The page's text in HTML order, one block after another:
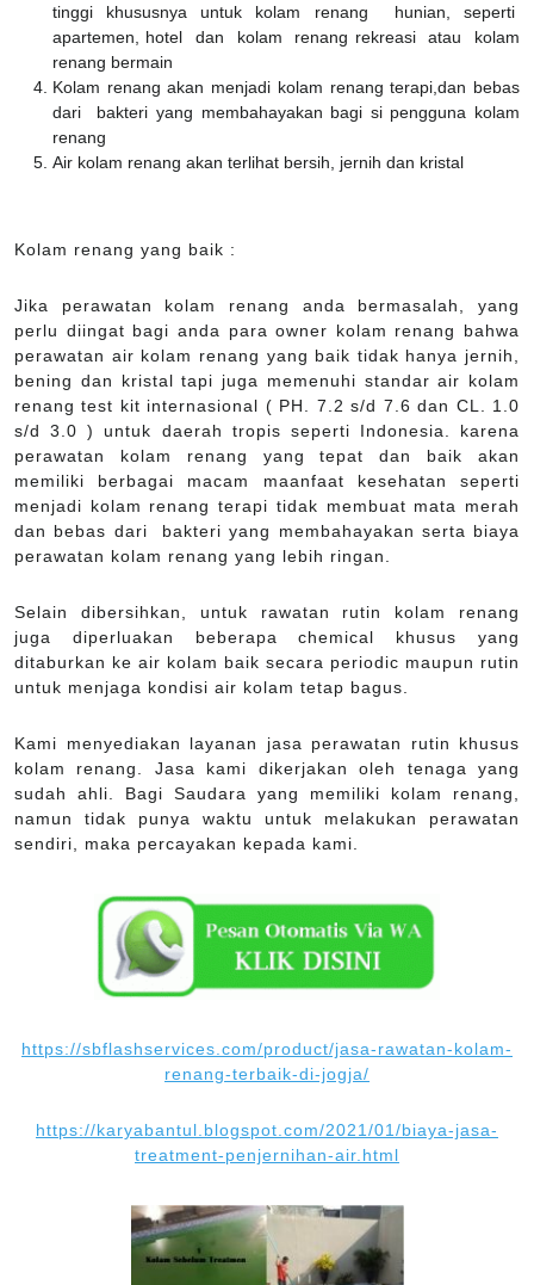
tinggi khususnya untuk kolam renang hunian, seperti
apartemen, hotel dan kolam renang rekreasi atau kolam
renang bermain
Kolam renang akan menjadi kolam renang terapi,dan bebas
dari bakteri yang membahayakan bagi si pengguna kolam
renang
Air kolam renang akan terlihat bersih, jernih dan kristal
Kolam renang yang baik :
Jika perawatan kolam renang anda bermasalah, yang
perlu diingat bagi anda para owner kolam renang bahwa
perawatan air kolam renang yang baik tidak hanya jernih,
bening dan kristal tapi juga memenuhi standar air kolam
renang test kit internasional ( PH. 7.2 s/d 7.6 dan CL. 1.0
s/d 3.0 ) untuk daerah tropis seperti Indonesia. karena
perawatan kolam renang yang tepat dan baik akan
memiliki berbagai macam maanfaat kesehatan seperti
menjadi kolam renang terapi tidak membuat mata merah
dan bebas dari bakteri yang membahayakan serta biaya
perawatan kolam renang yang lebih ringan.
Selain dibersihkan, untuk rawatan rutin kolam renang
juga diperluakan beberapa chemical khusus yang
ditaburkan ke air kolam baik secara periodic maupun rutin
untuk menjaga kondisi air kolam tetap bagus.
Kami menyediakan layanan jasa perawatan rutin khusus
kolam renang. Jasa kami dikerjakan oleh tenaga yang
sudah ahli. Bagi Saudara yang memiliki kolam renang,
namun tidak punya waktu untuk melakukan perawatan
sendiri, maka percayakan kepada kami.
https://sbflashservices.com/product/jasa-rawatan-kolam-
renang-terbaik-di-jogja/
https://karyabantul.blogspot.com/2021/01/biaya-jasa-
treatment-penjernihan-air.html